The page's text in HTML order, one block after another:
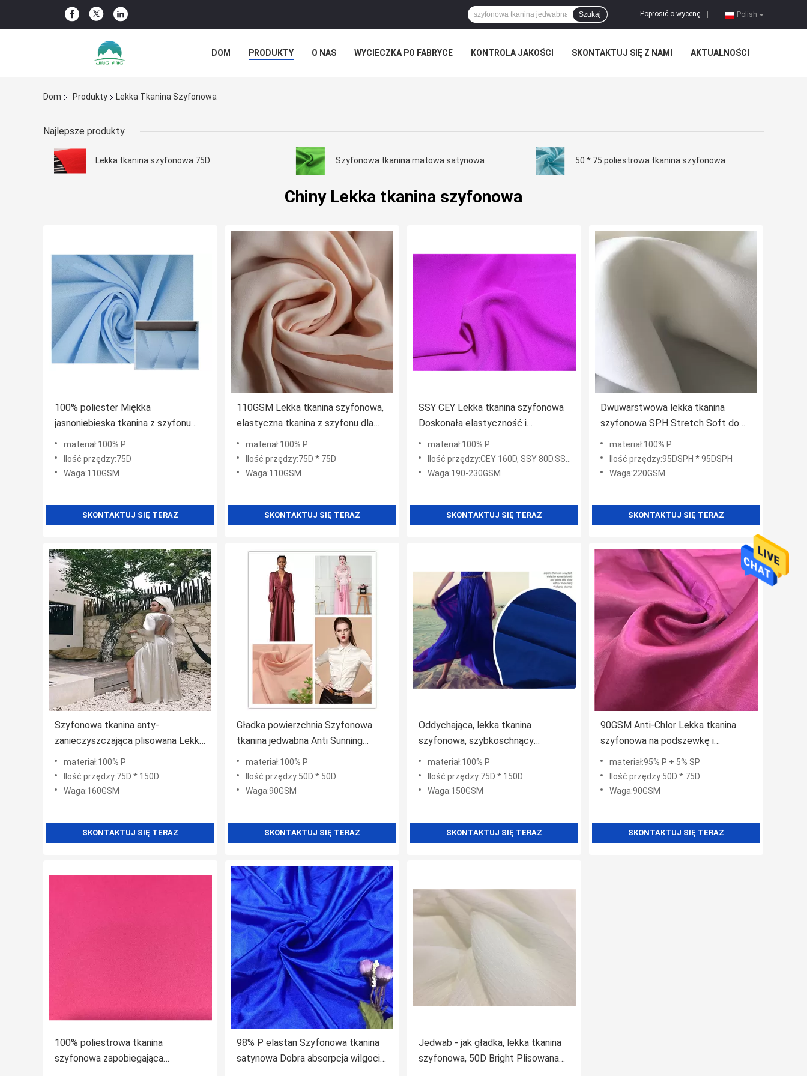
Polish
Poprosić o wycenę
Szukaj
DOM PRODUKTY O NAS WYCIECZKA PO FABRYCE KONTROLA JAKOŚCI SKONTAKTUJ SIĘ Z NAMI AKTUALNOŚCI
Dom
Produkty Lekka Tkanina Szyfonowa
Najlepsze produkty
Lekka tkanina szyfonowa 75D Szyfonowa tkanina matowa satynowa 50 * 75 poliestrowa tkanina szyfonowa
Chiny Lekka tkanina szyfonowa
100% poliester Miękka
jasnoniebieska tkanina z szyfonu
oddychająca na letnią sukienkę /
spodnie
materiał:100% P
Ilość przędzy:75D
Waga:110GSM
SKONTAKTUJ SIĘ TERAZ
110GSM Lekka tkanina szyfonowa,
elastyczna tkanina z szyfonu dla
kobiet
materiał:100% P
Ilość przędzy:75D * 75D
Waga:110GSM
SKONTAKTUJ SIĘ TERAZ
SSY CEY Lekka tkanina szyfonowa
Doskonała elastyczność i
elastyczne odzyskiwanie
materiał:100% P
Ilość przędzy:CEY 160D, SSY 80D.SSY 150D
Waga:190-230GSM
SKONTAKTUJ SIĘ TERAZ
Dwuwarstwowa lekka tkanina
szyfonowa SPH Stretch Soft do
noszenia sportowego
materiał:100% P
Ilość przędzy:95DSPH * 95DSPH
Waga:220GSM
SKONTAKTUJ SIĘ TERAZ
Szyfonowa tkanina anty-
zanieczyszczająca plisowana Lekka
waga 57/58 &#39;&#39; Unique
Feel And Luster
materiał:100% P
Ilość przędzy:75D * 150D
Waga:160GSM
SKONTAKTUJ SIĘ TERAZ
Gładka powierzchnia Szyfonowa
tkanina jedwabna Anti Sunning
Nowy funkcjonalny materiał
tekstylny
materiał:100% P
Ilość przędzy:50D * 50D
Waga:90GSM
SKONTAKTUJ SIĘ TERAZ
Oddychająca, lekka tkanina
szyfonowa, szybkoschnący
materiał Blue Silk Szyfon
materiał:100% P
Ilość przędzy:75D * 150D
Waga:150GSM
SKONTAKTUJ SIĘ TERAZ
90GSM Anti-Chlor Lekka tkanina
szyfonowa na podszewkę i
dekoracje
materiał:95% P + 5% SP
Ilość przędzy:50D * 75D
Waga:90GSM
SKONTAKTUJ SIĘ TERAZ
100% poliestrowa tkanina
szyfonowa zapobiegająca
98% P elastan Szyfonowa tkanina
satynowa Dobra absorpcja wilgoci
Jedwab - jak gładka, lekka tkanina
szyfonowa, 50D Bright Plisowana